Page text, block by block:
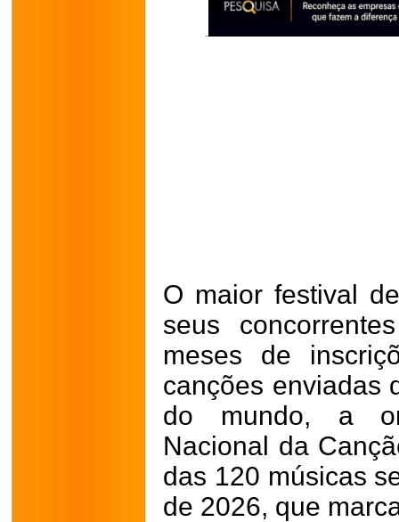
O maior festival
seus
meses de
canções enviadas
do mundo, a
Nacional da
das 120 músicas
de 2026, que